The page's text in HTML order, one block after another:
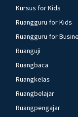
Kursus for Kids
Ruangguru for Kids
Ruangguru for
Ruanguji
Ruangbaca
Ruangkelas
Ruangbelajar
Ruangpengajar